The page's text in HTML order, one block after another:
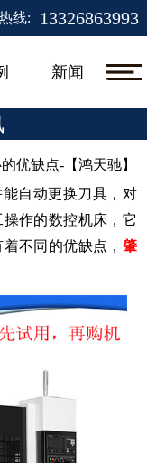
线: 13326863993
新闻
优缺点-【鸿天驰】
自动更换刀具，对
作的数控机床，它
不同的优缺点， 肇